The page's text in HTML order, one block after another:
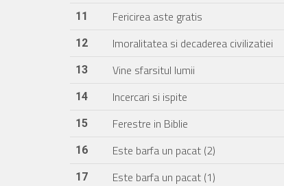
11 Fericirea aste gratis
12 Imoralitatea si decaderea civilizatiei
13 Vine sfarsitul lumii
14 Incercari si ispite
15 Ferestre in Biblie
16 Este barfa un pacat (2)
17 Este barfa un pacat (1)